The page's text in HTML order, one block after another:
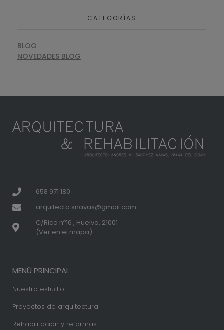
CATEGORÍAS
BLOG
NOVEDADES BLOG
658 971 180
arquitecto.snavas@gmail.com
C/Rico nº16 , Huelva, 21001
(Ver en el mapa)
MENÚ PRINCIPAL
Nuestro estudio
Proyectos de arquitectura
Rehabilitación y reformas